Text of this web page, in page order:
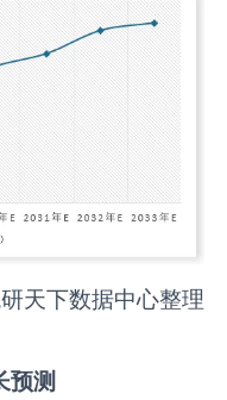
天下数据中心整理
预测